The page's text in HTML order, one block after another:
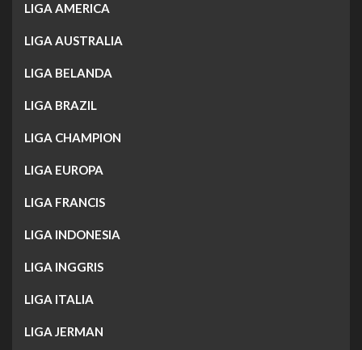
LIGA AMERICA
LIGA AUSTRALIA
LIGA BELANDA
LIGA BRAZIL
LIGA CHAMPION
LIGA EUROPA
LIGA FRANCIS
LIGA INDONESIA
LIGA INGGRIS
LIGA ITALIA
LIGA JERMAN